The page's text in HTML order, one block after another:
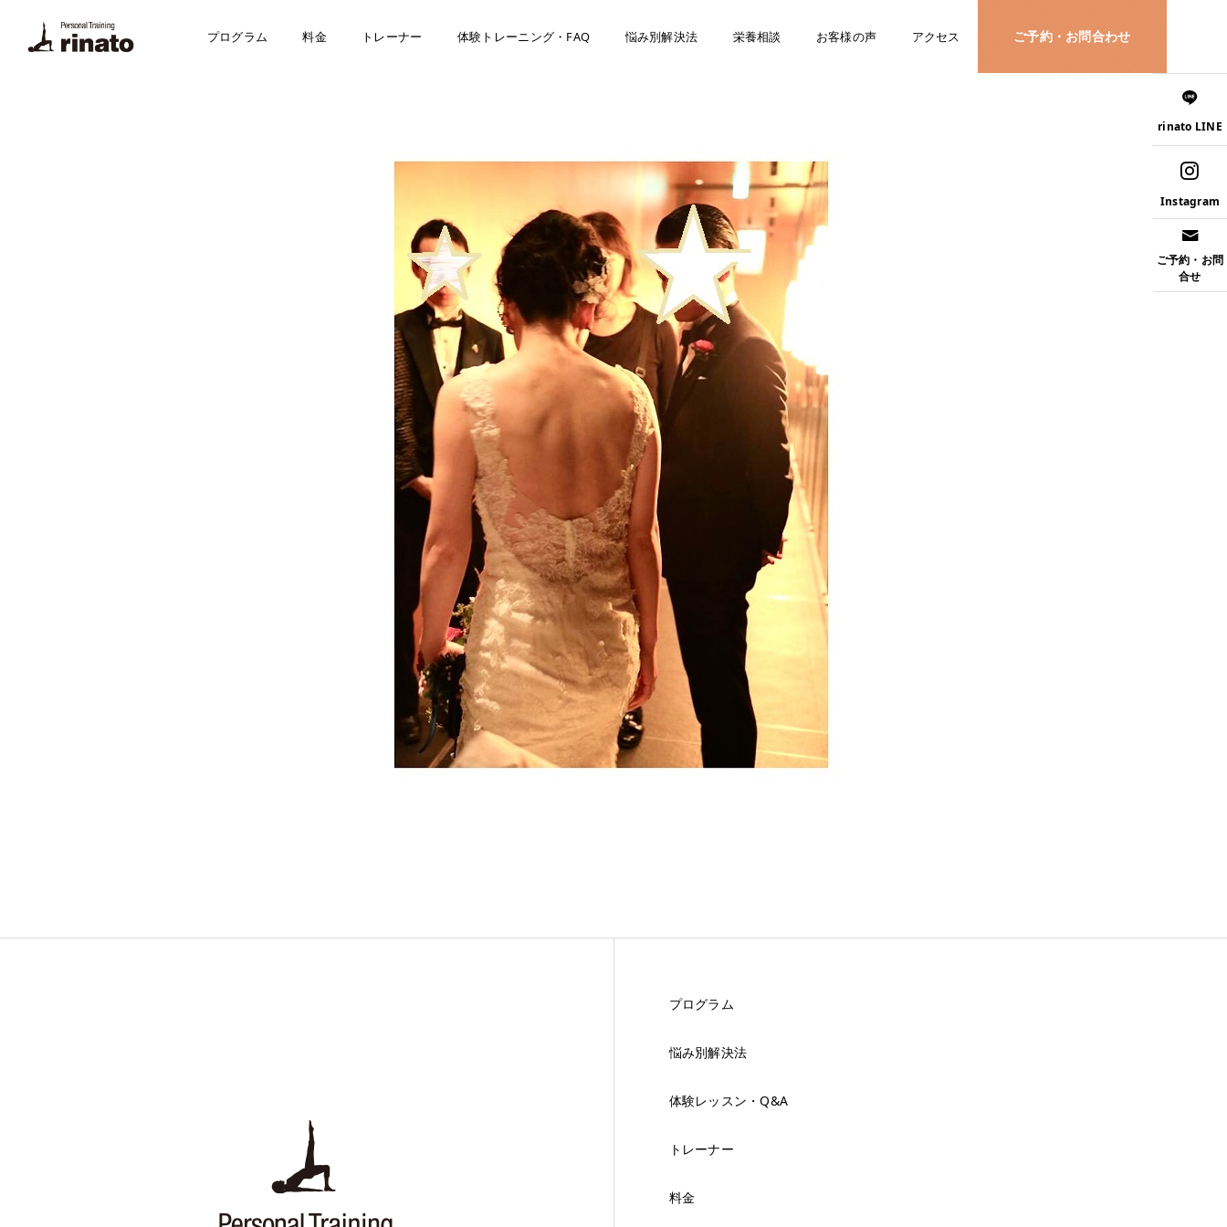
プログラム 料金 トレーナー 体験トレーニング・FAQ 悩み別解決法 栄養相談 お客様の声 アクセス ご予約・お問合わせ
rinato LINE
Instagram
ご予約・お問
合せ
プログラム
悩み別解決法
体験レッスン・Q&A
トレーナー
料金